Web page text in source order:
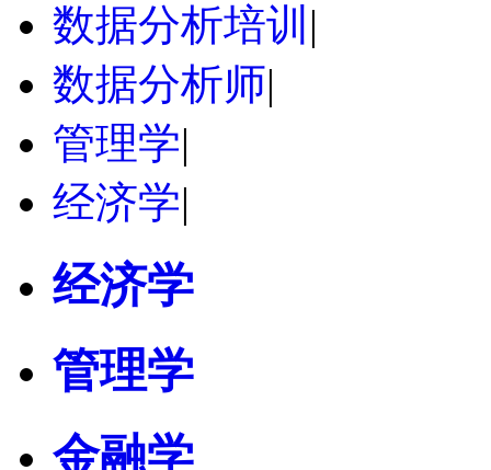
数据分析培训 |
数据分析师|
管理学|
经济学|
经济学
管理学
金融学